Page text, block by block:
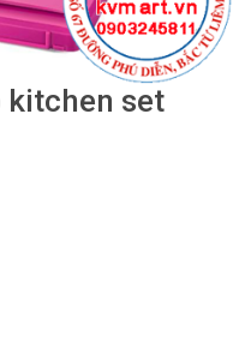
kitchen set